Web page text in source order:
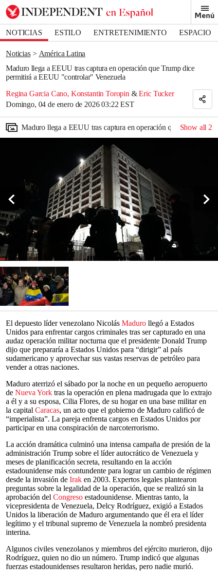
Menú
NOTICIAS ESTILO ENTRETENIMIENTO
ESPACIO
DEPORTES
Noticias
América Latina
Maduro llega a EEUU tras captura en operación que Trump dice
permitirá a EEUU "controlar" Venezuela
Regina Garcia Cano, Konstantin Toropin & Eric Tucker
Domingo, 04 de enero de 2026 03:22 EST
Bookmark popover
Removed from bookmarks
Close popover
Maduro llega a EEUU tras captura en operación que Trump
Show all 2
El depuesto líder venezolano Nicolás Maduro llegó a Estados
Unidos para enfrentar cargos criminales tras ser capturado en una
audaz operación militar nocturna que el presidente Donald Trump
dijo que prepararía a Estados Unidos para “dirigir” al país
sudamericano y aprovechar sus vastas reservas de petróleo para
vender a otras naciones.
Maduro aterrizó el sábado por la noche en un pequeño aeropuerto
de Nueva York tras la operación en plena madrugada que lo extrajo
a él y a su esposa, Cilia Flores, de su hogar en una base militar en
la capital Caracas, un acto que el gobierno de Maduro calificó de
“imperialista”. La pareja enfrenta cargos en Estados Unidos por
participar en una conspiración de narcoterrorismo.
La acción dramática culminó una intensa campaña de presión de la
administración Trump sobre el líder autocrático de Venezuela y
meses de planificación secreta, resultando en la acción
estadounidense más contundente para lograr un cambio de régimen
desde la invasión de Irak en 2003. Expertos legales plantearon
preguntas sobre la legalidad de la operación, que se realizó sin la
aprobación del Congreso estadounidense. Mientras tanto, la
vicepresidenta de Venezuela, Delcy Rodríguez, exigió a Estados
Unidos la liberación de Maduro argumentando que él era el líder
legítimo y el tribunal supremo de Venezuela la nombró presidenta
interina.
Algunos civiles venezolanos y miembros del ejército murieron, dijo
Rodríguez, quien no dio un número. Trump indicó que algunas
fuerzas estadounidenses resultaron heridas, pero nadie murió.